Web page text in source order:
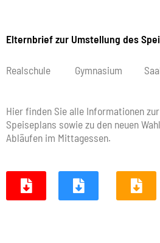
Elternbrief zur Umstellung des
Realschule Gymnasium
Hier finden Sie alle Informationen
Speiseplans sowie zu den neuen
Abläufen im Mittagessen.